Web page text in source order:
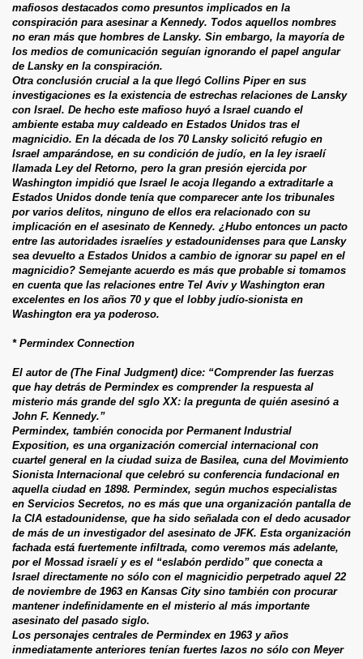
mafiosos destacados como presuntos implicados en la
conspiración para asesinar a Kennedy. Todos aquellos nombres
no eran más que hombres de Lansky. Sin embargo, la mayoría de
los medios de comunicación seguían ignorando el papel angular
de Lansky en la conspiración.
Otra conclusión crucial a la que llegó Collins Piper en sus
investigaciones es la existencia de estrechas relaciones de Lansky
con Israel. De hecho este mafioso huyó a Israel cuando el
ambiente estaba muy caldeado en Estados Unidos tras el
magnicidio. En la década de los 70 Lansky solicitó refugio en
Israel amparándose, en su condición de judío, en la ley israelí
llamada Ley del Retorno, pero la gran presión ejercida por
Washington impidió que Israel le acoja llegando a extraditarle a
Estados Unidos donde tenía que comparecer ante los tribunales
por varios delitos, ninguno de ellos era relacionado con su
implicación en el asesinato de Kennedy. ¿Hubo entonces un pacto
entre las autoridades israelíes y estadounidenses para que Lansky
sea devuelto a Estados Unidos a cambio de ignorar su papel en el
magnicidio? Semejante acuerdo es más que probable si tomamos
en cuenta que las relaciones entre Tel Aviv y Washington eran
excelentes en los años 70 y que el lobby judío-sionista en
Washington era ya poderoso.
* Permindex Connection
El autor de (The Final Judgment) dice: “Comprender las fuerzas
que hay detrás de Permindex es comprender la respuesta al
misterio más grande del sglo XX: la pregunta de quién asesinó a
John F. Kennedy.”
Permindex, también conocida por Permanent Industrial
Exposition, es una organización comercial internacional con
cuartel general en la ciudad suiza de Basilea, cuna del Movimiento
Sionista Internacional que celebró su conferencia fundacional en
aquella ciudad en 1898. Permindex, según muchos especialistas
en Servicios Secretos, no es más que una organización pantalla de
la CIA estadounidense, que ha sido señalada con el dedo acusador
de más de un investigador del asesinato de JFK. Esta organización
fachada está fuertemente infiltrada, como veremos más adelante,
por el Mossad israelí y es el “eslabón perdido” que conecta a
Israel directamente no sólo con el magnicidio perpetrado aquel 22
de noviembre de 1963 en Kansas City sino también con procurar
mantener indefinidamente en el misterio al más importante
asesinato del pasado siglo.
Los personajes centrales de Permindex en 1963 y años
inmediatamente anteriores tenían fuertes lazos no sólo con Meyer